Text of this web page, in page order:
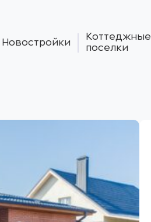
Новостройки
Коттеджные
поселки